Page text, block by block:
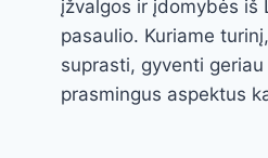
įžvalgos ir įdomybės iš
pasaulio. Kuriame
suprasti, gyventi
prasmingus aspektus